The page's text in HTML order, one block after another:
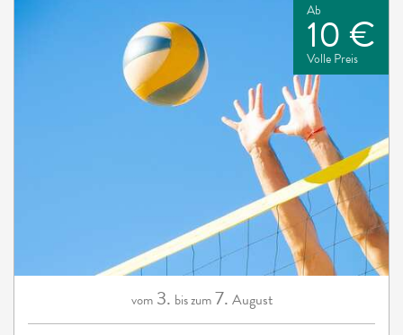
Ab
10 €
Volle Preis
vom 3. bis zum 7. August